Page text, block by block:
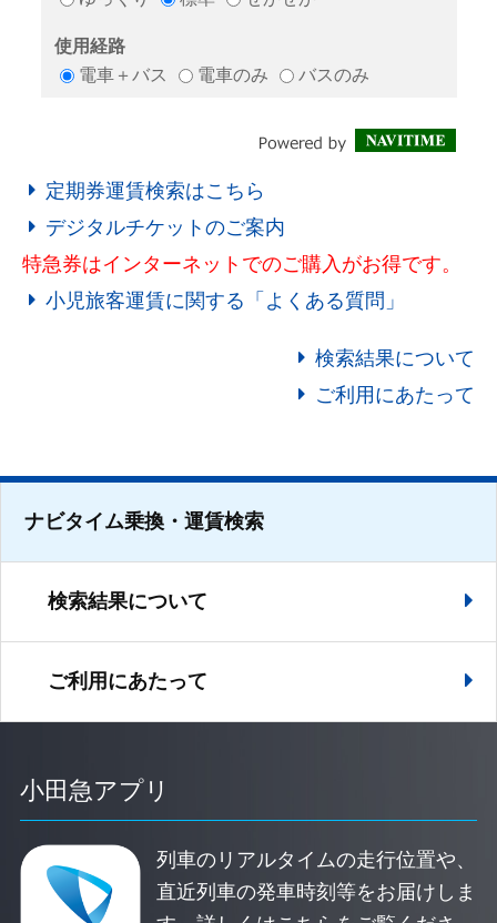
定期券運賃検索はこちら
デジタルチケットのご案内
特急券はインターネットでのご購入がお得です。
小児旅客運賃に関する「よくある質問」
検索結果について
ご利用にあたって
ナビタイム乗換・運賃検索
検索結果について
ご利用にあたって
小田急アプリ
列車のリアルタイムの走行位置や、
直近列車の発車時刻等をお届けしま